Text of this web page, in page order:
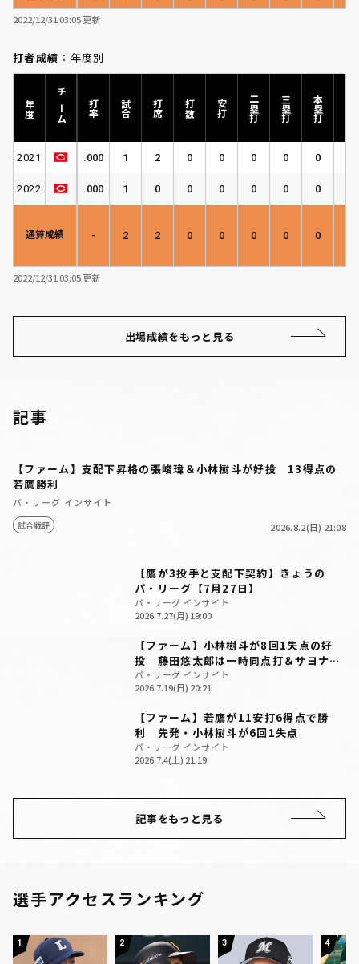
2022/12/31 03:05 更新
打者成績 ：年度別
年度 チーム 打率 試合 打席 打数 安打 二塁打 三塁打 本塁打
2021 .000 1 2 0 0 0 0 0
2022 .000 1 0 0 0 0 0 0
通算成績 - 2 2 0 0 0 0 0
2022/12/31 03:05 更新
出場成績をもっと見る
記事
【ファーム】支配下昇格の張峻瑋＆小林樹斗が好投 13得点の
若鷹勝利
パ・リーグ インサイト
試合戦評 2026.8.2(日) 21:08
【鷹が3投手と支配下契約】きょうの
パ・リーグ【7月27日】
パ・リーグ インサイト
2026.7.27(月) 19:00
【ファーム】小林樹斗が8回1失点の好
投 藤田悠太郎は一時同点打＆サヨナラ
犠飛
パ・リーグ インサイト
2026.7.19(日) 20:21
【ファーム】若鷹が11安打6得点で勝
利 先発・小林樹斗が6回1失点
パ・リーグ インサイト
2026.7.4(土) 21:19
記事をもっと見る
選手アクセスランキング
1 2 3 4